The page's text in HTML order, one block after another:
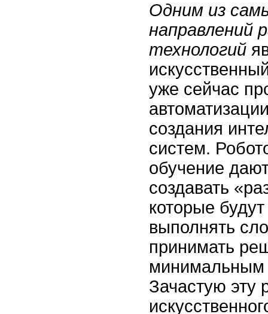
Одним из
направлений
технологий
уже сейчас
создания
систем.
обучение
создавать
которые
выполнять
принимать
минимальным
Зачастую эту